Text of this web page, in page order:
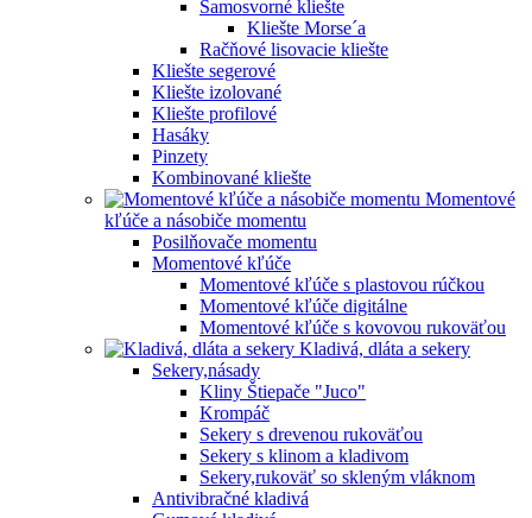
Samosvorné kliešte
Kliešte Morse´a
Račňové lisovacie kliešte
Kliešte segerové
Kliešte izolované
Kliešte profilové
Hasáky
Pinzety
Kombinované kliešte
Momentové
kľúče a násobiče momentu
Posilňovače momentu
Momentové kľúče
Momentové kľúče s plastovou rúčkou
Momentové kľúče digitálne
Momentové kľúče s kovovou rukoväťou
Kladivá, dláta a sekery
Sekery,násady
Kliny Štiepače "Juco"
Krompáč
Sekery s drevenou rukoväťou
Sekery s klinom a kladivom
Sekery,rukoväť so skleným vláknom
Antivibračné kladivá